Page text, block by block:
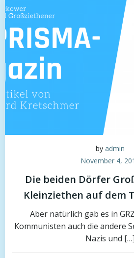
by admin
November 4,
Die beiden Dörfer
Kleinziethen auf dem
Aber natürlich gab es in
Kommunisten auch die andere
Nazis und […]